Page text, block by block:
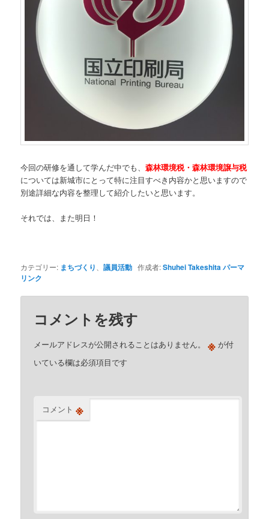
今回の研修を通して学んだ中でも、森林環境税・森林環境譲与税
については新城市にとって特に注目すべき内容かと思いますので
別途詳細な内容を整理して紹介したいと思います。
それでは、また明日！
カテゴリー: まちづくり 、議員活動 作成者:Shuhei Takeshitaパーマ
リンク
コメントを残す
メールアドレスが公開されることはありません。 ※ が付
いている欄は必須項目です
コメント ※